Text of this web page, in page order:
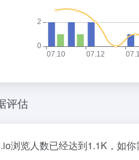
评估
浏览人数已经达到1.1K，如